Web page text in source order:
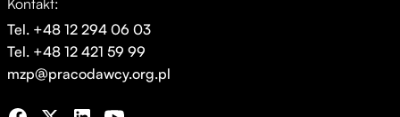
Kontakt:
Tel. +48 12 294 06 03
Tel. +48 12 421 59 99
mzp@pracodawcy.org.pl